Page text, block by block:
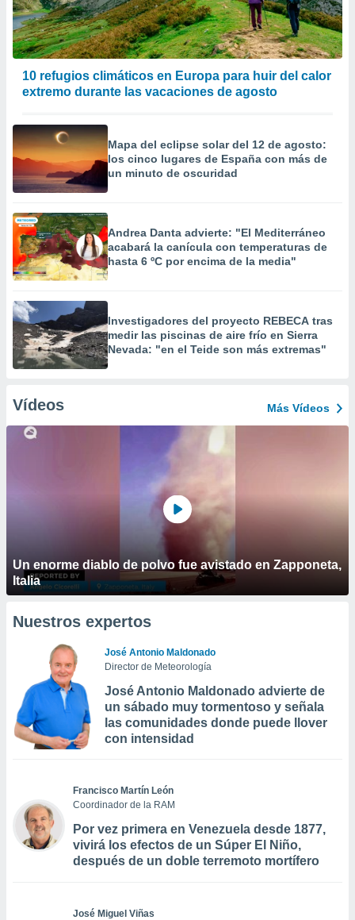
10 refugios climáticos en Europa para huir del calor
extremo durante las vacaciones de agosto
Mapa del eclipse solar del 12 de agosto:
los cinco lugares de España con más de
un minuto de oscuridad
Andrea Danta advierte: "El Mediterráneo
acabará la canícula con temperaturas de
hasta 6 ºC por encima de la media"
Investigadores del proyecto REBECA tras
medir las piscinas de aire frío en Sierra
Nevada: "en el Teide son más extremas"
Vídeos Más Vídeos
Un enorme diablo de polvo fue avistado en Zapponeta,
Italia
Nuestros expertos
José Antonio Maldonado
Director de Meteorología
José Antonio Maldonado advierte de
un sábado muy tormentoso y señala
las comunidades donde puede llover
con intensidad
Francisco Martín León
Coordinador de la RAM
Por vez primera en Venezuela desde 1877,
vivirá los efectos de un Súper El Niño,
después de un doble terremoto mortífero
José Miguel Viñas